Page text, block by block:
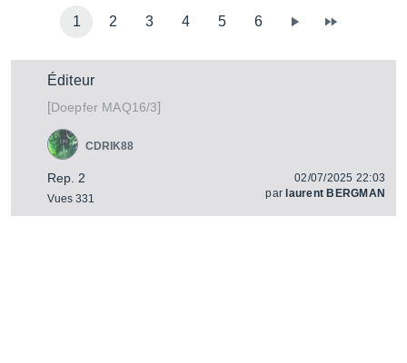
1 2 3 4 5 6
Éditeur
[Doepfer MAQ16/3]
Rep. 2
Vues 331
CDRIK88
02/07/2025 22:03
par laurent BERGMAN